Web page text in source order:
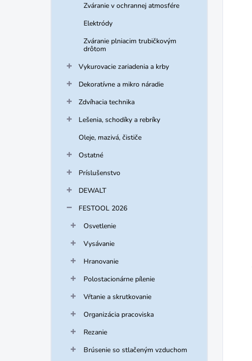
Zváranie v ochrannej atmosfére
Elektródy
Zváranie plniacim trubičkovým
drôtom
Vykurovacie zariadenia a krby
Dekoratívne a mikro náradie
Zdvíhacia technika
Lešenia, schodíky a rebríky
Oleje, mazivá, čističe
Ostatné
Príslušenstvo
DEWALT
FESTOOL 2026
Osvetlenie
Vysávanie
Hranovanie
Polostacionárne pílenie
Vŕtanie a skrutkovanie
Organizácia pracoviska
Rezanie
Brúsenie so stlačeným vzduchom